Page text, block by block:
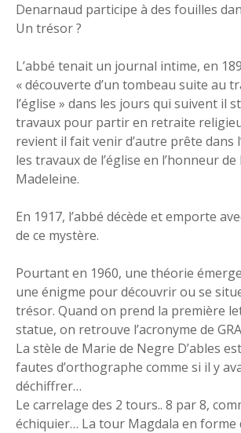
Denarnaud participe à des fouilles
Un trésor ?
L’abbé tenait un journal intime, en
« découverte d’un tombeau suite au
l’église » dans les jours qui suivent il
travaux pour partir en retraite
revient il fait venir d’autre prête dans
les travaux de l’église en l’honneur
Madeleine.
En 1917, l’abbé décède et emporte
de ce mystère.
Pourtant en 1960, une théorie
une énigme pour découvrir ou se
trésor. Quand on prend la première
statue, on retrouve l’acronyme de
La stèle de Marie de Negre D’ables
fautes d’orthographe comme si il y
déchiffrer…
Le carrelage des 2 tours.. 8 par 8,
échiquier… La tour Magdala en forme